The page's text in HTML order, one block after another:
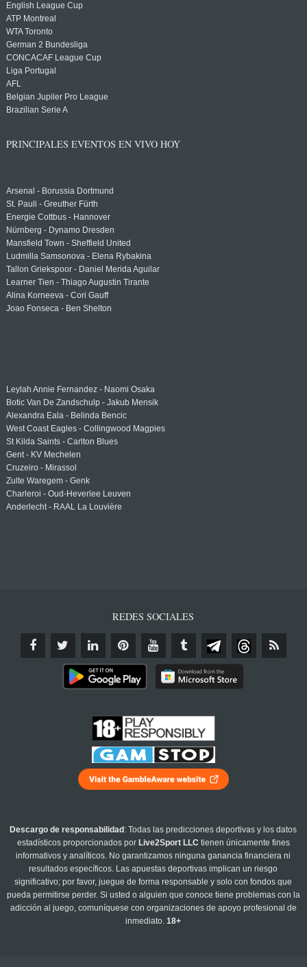
English League Cup
ATP Montreal
WTA Toronto
German 2 Bundesliga
CONCACAF League Cup
Liga Portugal
AFL
Belgian Jupiler Pro League
Brazilian Serie A
PRINCIPALES EVENTOS EN VIVO HOY
Arsenal - Borussia Dortmund
St. Pauli - Greuther Fürth
Energie Cottbus - Hannover
Nürnberg - Dynamo Dresden
Mansfield Town - Sheffield United
Ludmilla Samsonova - Elena Rybakina
Tallon Griekspoor - Daniel Merida Aguilar
Learner Tien - Thiago Augustin Tirante
Alina Korneeva - Cori Gauff
Joao Fonseca - Ben Shelton
Leylah Annie Fernandez - Naomi Osaka
Botic Van De Zandschulp - Jakub Mensik
Alexandra Eala - Belinda Bencic
West Coast Eagles - Collingwood Magpies
St Kilda Saints - Carlton Blues
Gent - KV Mechelen
Cruzeiro - Mirassol
Zulte Waregem - Genk
Charleroi - Oud-Heverlee Leuven
Anderlecht - RAAL La Louvière
REDES SOCIALES
Descargo de responsabilidad : Todas las predicciones deportivas y los datos
estadísticos proporcionados por Live2Sport LLC tienen únicamente fines
informativos y analíticos. No garantizamos ninguna ganancia financiera ni
resultados específicos. Las apuestas deportivas implican un riesgo
significativo; por favor, juegue de forma responsable y solo con fondos que
pueda permitirse perder. Si usted o alguien que conoce tiene problemas con la
adicción al juego, comuníquese con organizaciones de apoyo profesional de
inmediato.18+